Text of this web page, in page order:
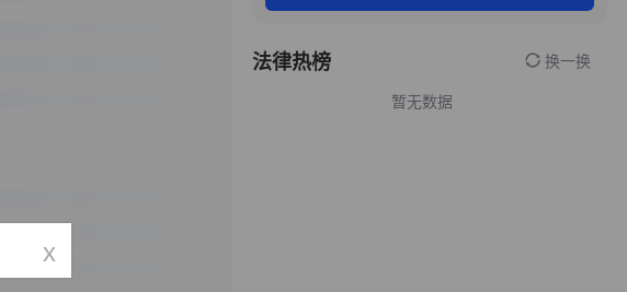
法律热榜 换一换
暂无数据
x